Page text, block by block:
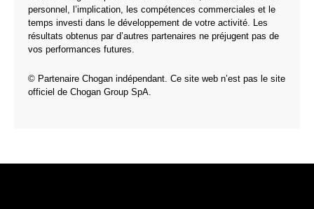
personnel, l’implication, les compétences commerciales et le
temps investi dans le développement de votre activité. Les
résultats obtenus par d’autres partenaires ne préjugent pas de
vos performances futures.
© Partenaire Chogan indépendant. Ce site web n’est pas le site
officiel de Chogan Group SpA.